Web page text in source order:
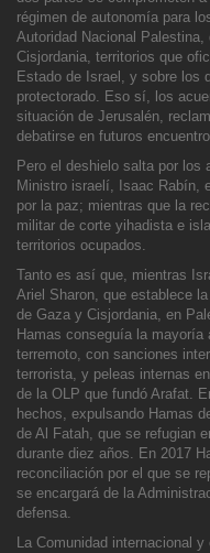
régimen de autonomía para
Autoridad Nacional
Cisjordania, territorios que
Estado de Israel, y sobre los
protectorado. Eso sí, los
situación de Jerusalén,
debatirse en futuros
Pero el deshielo salta por los
Ministro israelí, Isaac Rabín,
por la paz; mientras que la
militar de corte yihadista e
territorios ocupados.
Tanto es así que, mientras
Ariel Sharon, que establece
de Gaza y Cisjordania, en
Hamas conseguía la
terremoto, con sanciones
terrorista, y peleas internas
de la OLP que fundó Arafat.
hechos, expulsando Hamas
de Al Fatah, que se refugian
durante diez años. En 2017
reconciliación por el que se
se encargará de la
defensa.
La Comunidad internacional